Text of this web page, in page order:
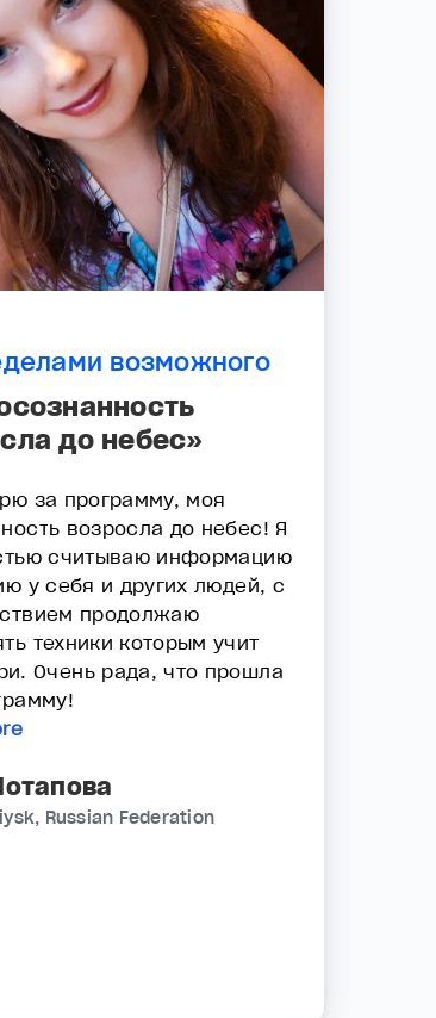
возможного
до небес»
за программу, моя
возросла до небес! Я
считываю информацию
у себя и других людей, с
продолжаю
техники которым учит
Очень рада, что прошла
Russian Federation